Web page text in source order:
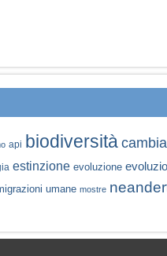
api biodiversità
estinzione evoluzione
umane mostre